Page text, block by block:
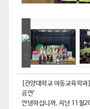
[건양대학교 아동교육학
공연'
안녕하십니까. 지난 11월